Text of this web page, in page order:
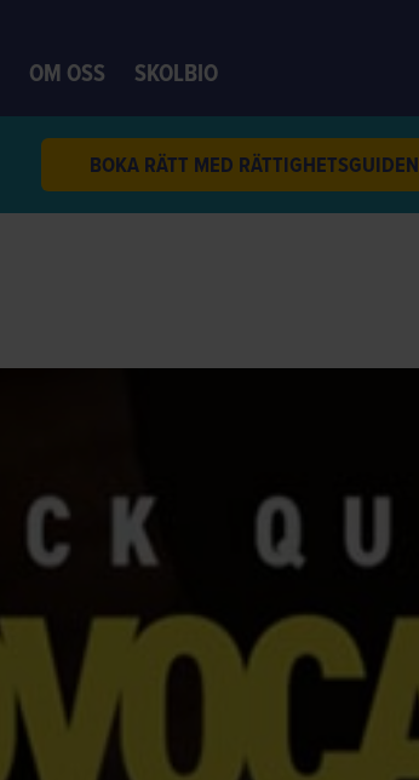
OM OSS SKOLBIO
BOKA RÄTT MED RÄTTIGHETSGUIDEN